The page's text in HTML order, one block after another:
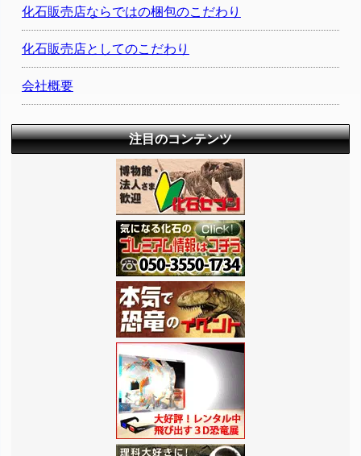
化石販売店ならではの梱包のこだわり
化石販売店としてのこだわり
会社概要
注目のコンテンツ